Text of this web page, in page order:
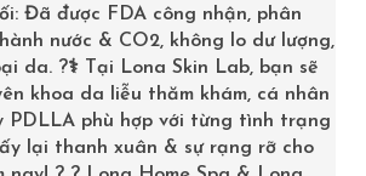
giá chung và
từ người
dân
Đã được FDA công nhận, phân
nước & CO2, không lo dư lượng,
da. ?‍⚕️ Tại Lona Skin Lab, bạn sẽ
khoa da liễu thăm khám, cá nhân
PDLLA phù hợp với từng tình trạng
lại thanh xuân & sự rạng rỡ cho